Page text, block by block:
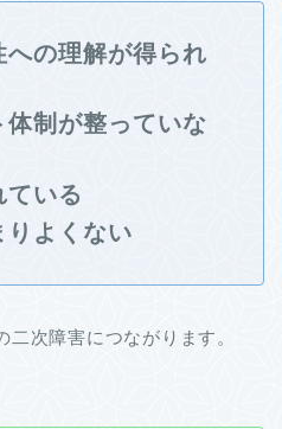
の理解が得られ
体制が整っていな
いる
りよくない
次障害につながります。